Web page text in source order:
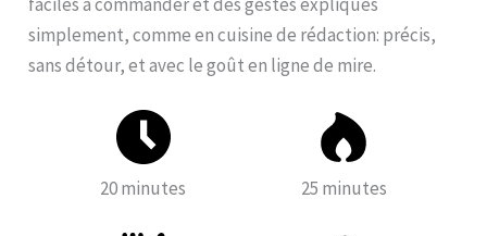
simplement, comme en cuisine de rédaction: précis,
sans détour, et avec le goût en ligne de mire.
20 minutes 25 minutes